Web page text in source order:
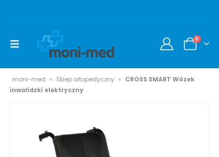
0
moni-med » Sklep ortopedyczny » CROSS SMART Wózek
inwalidzki elektryczny